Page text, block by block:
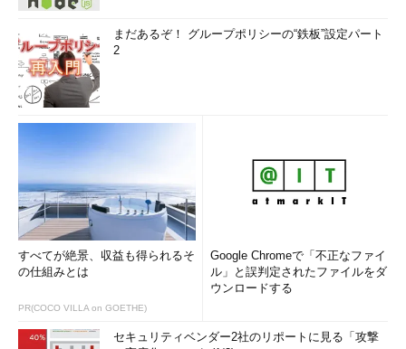
まだあるぞ！ グループポリシーの“鉄板”設定パート
2
すべてが絶景、収益も得られるそ
の仕組みとは
PR(COCO VILLA on GOETHE)
Google Chromeで「不正なファイ
ル」と誤判定されたファイルをダ
ウンロードする
セキュリティベンダー2社のリポートに見る「攻撃